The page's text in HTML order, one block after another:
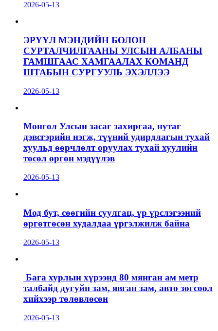
2026-05-13
ЭРҮҮЛ МЭНДИЙН БОЛОН
СУРТАЛЧИЛГААНЫ УЛСЫН АЛБАНЫ
ГАМШГААС ХАМГААЛАХ КОМАНД
ШТАБЫН СУРГУУЛЬ ЭХЭЛЛЭЭ
2026-05-13
Монгол Улсын засаг захиргаа, нутаг
дэвсгэрийн нэгж, түүний удирдлагын тухай
хуульд өөрчлөлт оруулах тухай хуулийн
төсөл өргөн мэдүүлэв
2026-05-13
Мод бут, сөөгийн суулгац, үр үрслэгээний
өргөтгөсөн худалдаа үргэлжилж байна
2026-05-13
Бага хурлын хүрээнд 80 мянган ам метр
талбайд дугуйн зам, явган зам, авто зогсоол
хийхээр төлөвлөсөн
2026-05-13